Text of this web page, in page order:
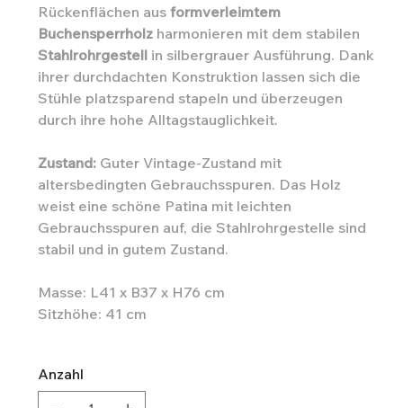
Rückenflächen aus formverleimtem
Buchensperrholzharmonieren mit dem stabilen
Stahlrohrgestellin silbergrauer Ausführung. Dank
ihrer durchdachten Konstruktion lassen sich die
Stühle platzsparend stapeln und überzeugen
durch ihre hohe Alltagstauglichkeit.
Zustand:Guter Vintage-Zustand mit
altersbedingten Gebrauchsspuren. Das Holz
weist eine schöne Patina mit leichten
Gebrauchsspuren auf, die Stahlrohrgestelle sind
stabil und in gutem Zustand.
Masse: L41 x B37 x H76 cm
Sitzhöhe: 41 cm
Anzahl